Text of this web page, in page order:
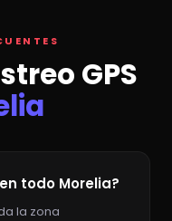
GPS
todo Morelia?
la zona